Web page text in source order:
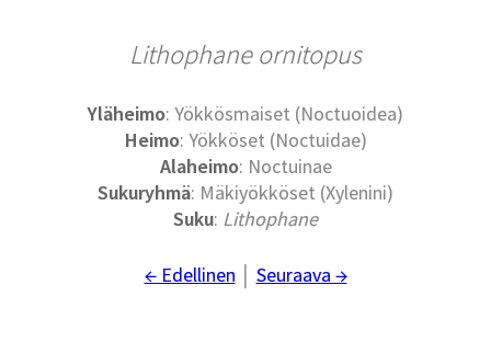
Lithophane ornitopus
Yläheimo: Yökkösmaiset (Noctuoidea)
Heimo: Yökköset (Noctuidae)
Alaheimo: Noctuinae
Sukuryhmä: Mäkiyökköset (Xylenini)
Suku: Lithophane
← Edellinen Seuraava →